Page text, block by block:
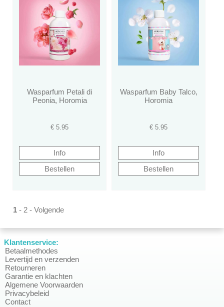
Wasparfum Petali di
Peonia, Horomia
€5.95
Wasparfum Baby Talco,
Horomia
€5.95
1 - 2 - Volgende
Klantenservice:
Betaalmethodes
Levertijd en verzenden
Retourneren
Garantie en klachten
Algemene Voorwaarden
Privacybeleid
Contact